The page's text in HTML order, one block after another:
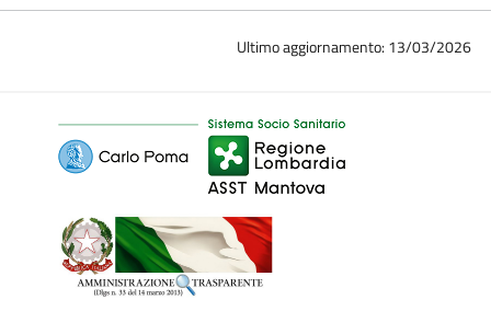
Ultimo aggiornamento: 13/03/2026